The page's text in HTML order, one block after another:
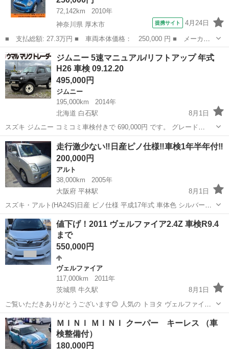
72,142km
2010年
神奈川県 厚木市
提携サイト 4月24日
■ 支払総額: 27.3万円 ■ 車両本体価格： 250,000 円 ■ メーカー
名： ＭＩＮＩ ■ 車種名： ＭＩＮＩ ■ グレード名： クーパー
Ｓ ■ 排気量： 1600cc ■ ドア枚数： 3D ■ ミッション： A...
神奈川 厚木市
ジムニー 5速マニュアル/リフトアップ 年式
H26 車検 09.12.20
495,000円
ジムニー
195,000km
2014年
北海道 白石駅
8月1日
スズキ ジムニー コミコミ車検付きで 690,000円 です。 グレード
660XG 4WD TVナビ/5速マニュアル/ リフトアップ/前後社外バンパー
車検 09.12.20 年式 H26 走行距離 19.5...
北海道 札幌市 白石駅 ジムニー
走行激少ない‼️日産ピノ仕様‼️車検1年半年付‼️
200,000円
アルト
38,000km
2005年
大阪府 平林駅
8月1日
スズキ・アルト(HA24S)日産 ピノ仕様 平成17年式 車体色 シルバーM
車検 令和9年12月21日までの1年半年あります！ 走行激少ない
38000Km (高齢で免許返納の為、仕方なく売却_ 当方から販売した新車
か...
大阪 大阪市 平林駅 アルト
値下げ！2011 ヴェルファイア2.4Z 車検R9.4
まで
550,000円
ヴェルファイア
117,000km
2011年
茨城県 牛久駅
8月1日
ご覧いただきありがとうございます😊 人気の トヨタ ヴェルファイア
2.4Z（2011年式） を出品します。 広い室内と高級感のあるミニバン
で、ファミリーカーや長距離ドライブにも最適な1台です！ ⸻ 車
両情報 車種 :...
茨城 牛久市 ヴェルファイア 車両
ＭＩＮＩ ＭＩＮＩ クーパー キーレス （車
検整備付）
180,000円